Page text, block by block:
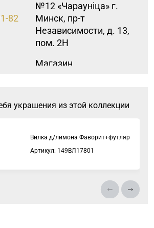
82
№12 «Чараунiца» г.
Минск, пр-т
Независимости, д. 13,
пом. 2Н
Магазин
Независимости, д. 83-
04
Магазин
Минск, пр-т
Независимости, д. 3-2,
пом. 403, верхний
украшения из этой коллекции
Вилка д/лимона Фаворит+футляр
Артикул: 149ВЛ17801